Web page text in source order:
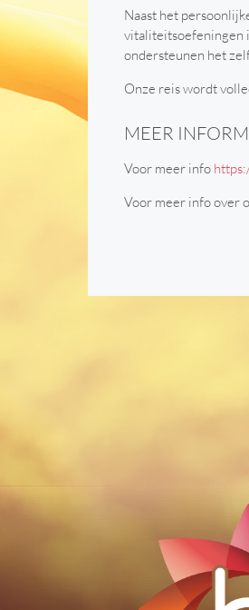
Naast het
vitaliteitsoefeningen
ondersteunen het
Onze reis wordt
MEER
Voor meer info
Voor meer info over